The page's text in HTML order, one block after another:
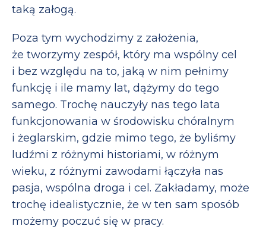
taką załogą.
Poza tym wychodzimy z założenia,
że tworzymy zespół, który ma wspólny cel
i bez względu na to, jaką w nim pełnimy
funkcję i ile mamy lat, dążymy do tego
samego. Trochę nauczyły nas tego lata
funkcjonowania w środowisku chóralnym
i żeglarskim, gdzie mimo tego, że byliśmy
ludźmi z różnymi historiami, w różnym
wieku, z różnymi zawodami łączyła nas
pasja, wspólna droga i cel. Zakładamy, może
trochę idealistycznie, że w ten sam sposób
możemy poczuć się w pracy.